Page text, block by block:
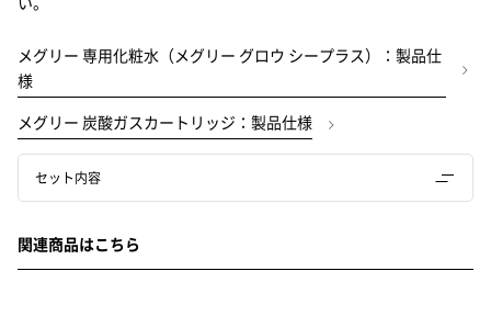
い。
メグリー 専用化粧水（メグリー グロウ シープラス）：製品仕
様
メグリー 炭酸ガスカートリッジ：製品仕様
セット内容
関連商品はこちら